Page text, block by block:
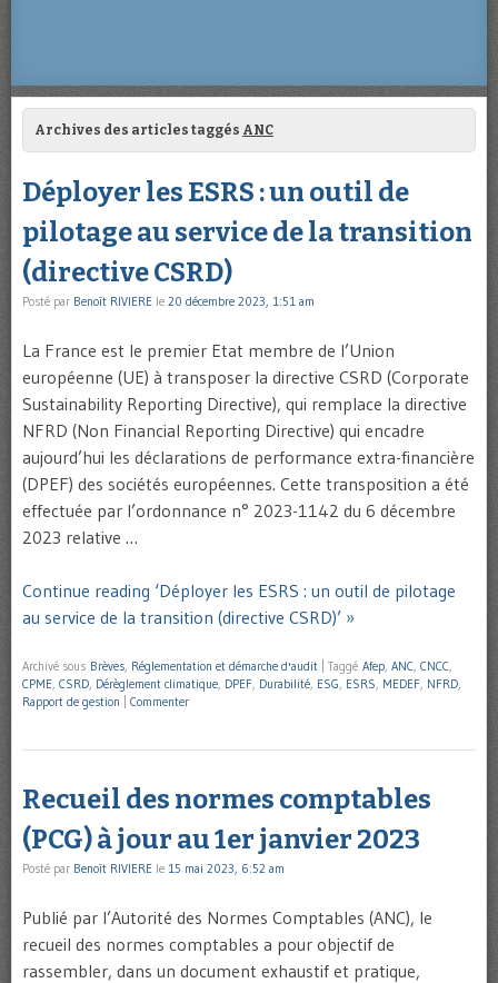
Archives des articles taggés ANC
Déployer les ESRS : un outil de
pilotage au service de la transition
(directive CSRD)
Posté par Benoît RIVIERE le 20 décembre 2023, 1:51 am
La France est le premier Etat membre de l’Union
européenne (UE) à transposer la directive CSRD (Corporate
Sustainability Reporting Directive), qui remplace la directive
NFRD (Non Financial Reporting Directive) qui encadre
aujourd’hui les déclarations de performance extra-financière
(DPEF) des sociétés européennes. Cette transposition a été
effectuée par l’ordonnance n° 2023-1142 du 6 décembre
2023 relative …
Continue reading ‘Déployer les ESRS : un outil de pilotage
au service de la transition (directive CSRD)’ »
Archivé sous Brèves, Réglementation et démarche d'audit Taggé Afep, ANC, CNCC,
CPME, CSRD, Dérèglement climatique, DPEF, Durabilité, ESG, ESRS, MEDEF, NFRD,
Rapport de gestion
Commenter
Recueil des normes comptables
(PCG) à jour au 1er janvier 2023
Posté par Benoît RIVIERE le 15 mai 2023, 6:52 am
Publié par l’Autorité des Normes Comptables (ANC), le
recueil des normes comptables a pour objectif de
rassembler, dans un document exhaustif et pratique,